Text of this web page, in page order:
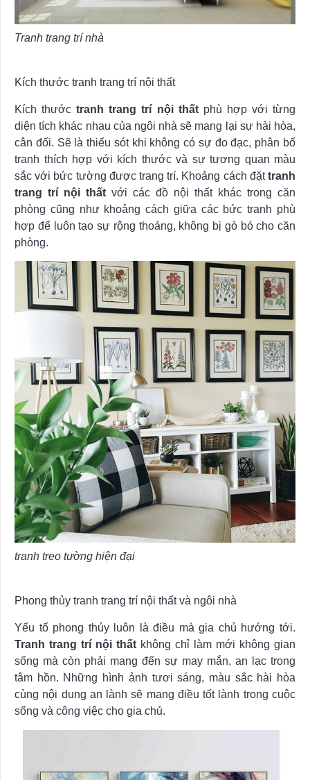
Tranh trang trí nhà
Kích thước tranh trang trí nội thất
Kích thướctranh trang trí nội thấtphù hợp với từng
diện tích khác nhau của ngôi nhà sẽ mang lại sự hài hòa,
cân đối. Sẽ là thiếu sót khi không có sự đo đạc, phân bố
tranh thích hợp với kích thước và sự tương quan màu
sắc với bức tường được trang trí. Khoảng cách đặttranh
trang trí nội thất với các đồ nội thất khác trong căn
phòng cũng như khoảng cách giữa các bức tranh phù
hợp để luôn tạo sự rộng thoáng, không bị gò bó cho căn
phòng.
tranh treo tường hiện đại
Phong thủy tranh trang trí nội thất và ngôi nhà
Yếu tố phong thủy luôn là điều mà gia chủ hướng tới.
Tranh trang trí nội thất không chỉ làm mới không gian
sống mà còn phải mang đến sự may mắn, an lạc trong
tâm hồn. Những hình ảnh tươi sáng, màu sắc hài hòa
cùng nội dung an lành sẽ mang điều tốt lành trong cuộc
sống và công việc cho gia chủ.